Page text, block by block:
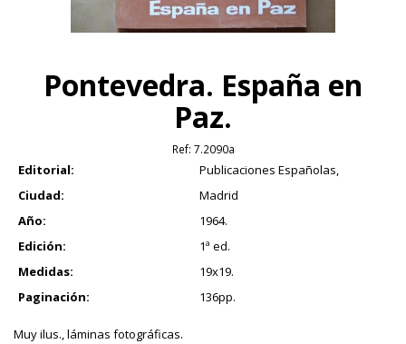
Pontevedra. España en
Paz.
Ref: 7.2090a
Editorial:
Publicaciones Españolas,
Ciudad:
Madrid
Año:
1964.
Edición:
1ª ed.
Medidas:
19x19.
Paginación:
136pp.
Muy ilus., láminas fotográficas.